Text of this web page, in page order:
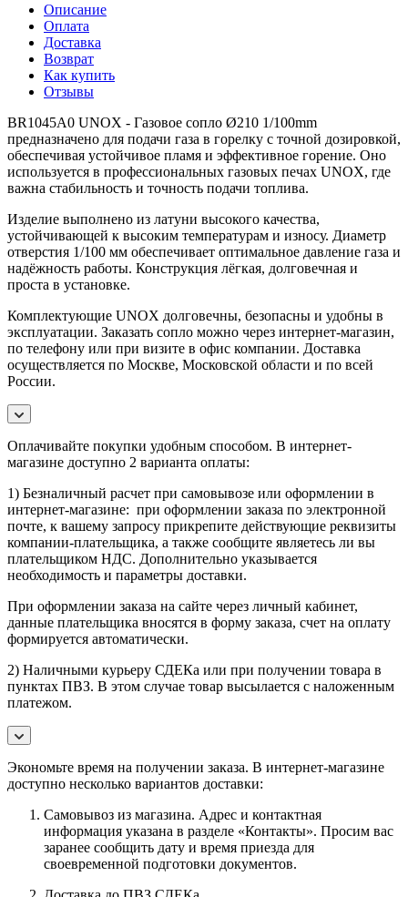
Описание
Оплата
Доставка
Возврат
Как купить
Отзывы
BR1045A0 UNOX - Газовое сопло Ø210 1/100mm
предназначено для подачи газа в горелку с точной дозировкой,
обеспечивая устойчивое пламя и эффективное горение. Оно
используется в профессиональных газовых печах UNOX, где
важна стабильность и точность подачи топлива.
Изделие выполнено из латуни высокого качества,
устойчивающей к высоким температурам и износу. Диаметр
отверстия 1/100 мм обеспечивает оптимальное давление газа и
надёжность работы. Конструкция лёгкая, долговечная и
проста в установке.
Комплектующие UNOX долговечны, безопасны и удобны в
эксплуатации. Заказать сопло можно через интернет-магазин,
по телефону или при визите в офис компании. Доставка
осуществляется по Москве, Московской области и по всей
России.
Оплачивайте покупки удобным способом. В интернет-
магазине доступно 2 варианта оплаты:
1) Безналичный расчет при самовывозе или оформлении в
интернет-магазине: при оформлении заказа по электронной
почте, к вашему запросу прикрепите действующие реквизиты
компании-плательщика, а также сообщите являетесь ли вы
плательщиком НДС. Дополнительно указывается
необходимость и параметры доставки.
При оформлении заказа на сайте через личный кабинет,
данные плательщика вносятся в форму заказа, счет на оплату
формируется автоматически.
2) Наличными курьеру СДЕКа или при получении товара в
пунктах ПВЗ. В этом случае товар высылается с наложенным
платежом.
Экономьте время на получении заказа. В интернет-магазине
доступно несколько вариантов доставки:
Самовывоз из магазина. Адрес и контактная
информация указана в разделе «Контакты». Просим вас
заранее сообщить дату и время приезда для
своевременной подготовки документов.